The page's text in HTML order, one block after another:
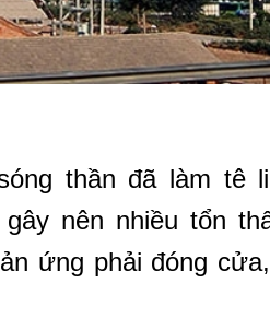
thần đã làm tê
gây nên nhiều tổn
ứng phải đóng